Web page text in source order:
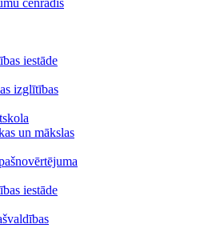
cenrādis
iestāde
izglītības
un mākslas
iestāde